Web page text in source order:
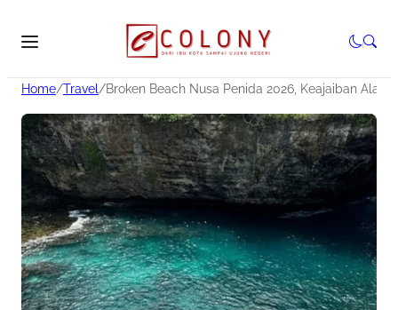
Home/Travel /Broken Beach Nusa Penida 2026, Keajaiban